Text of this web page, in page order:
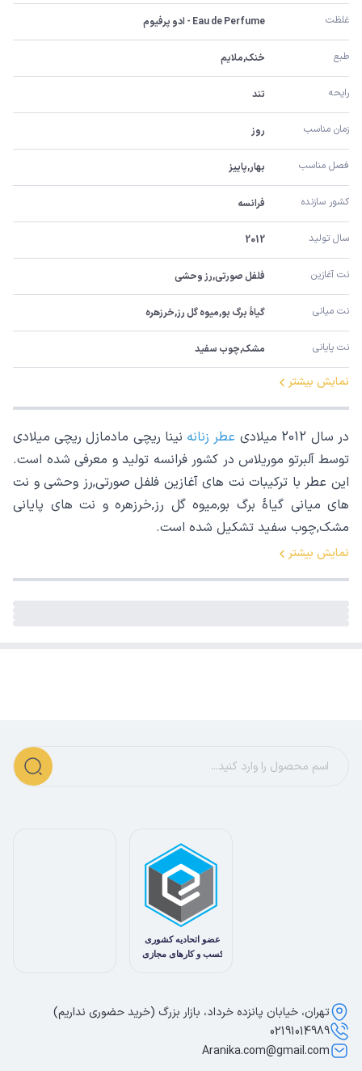
غلظت Eau de Perfume - ادو پرفیوم
طبع خنک,ملایم
رایحه تند
زمان مناسب روز
فصل مناسب بهار,پاییز
کشور سازنده فرانسه
سال تولید 2012
نت آغازین فلفل صورتی,رز وحشی
نت میانی گیاۀ برگ بو,میوه گل رز,خرزهره
نت پایانی مشک,چوب سفید
نمایش بیشتر
در سال 2012 میلادی عطر زنانه نینا ریچی مادمازل ریچی میلادی
توسط آلبرتو موریلاس در کشور فرانسه تولید و معرفی شده است.
این عطر با ترکیبات نت های آغازین فلفل صورتی,رز وحشی و نت
های میانی گیاۀ برگ بو,میوه گل رز,خرزهره و نت های پایانی
مشک,چوب سفید تشکیل شده است.
نمایش بیشتر
تهران، خیابان پانزده خرداد، بازار بزرگ (خرید حضوری نداریم)
02191014989
Aranika.com@gmail.com